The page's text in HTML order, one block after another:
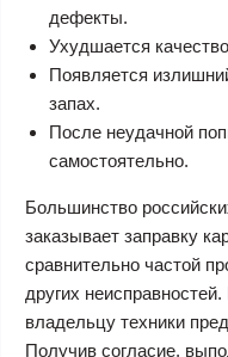
дефекты.
Ухудшается
Появляется
запах.
После неудачной
самостоятельно.
Большинство
заказывает заправку
сравнительно частой
других
владельцу техники
Получив согласие,